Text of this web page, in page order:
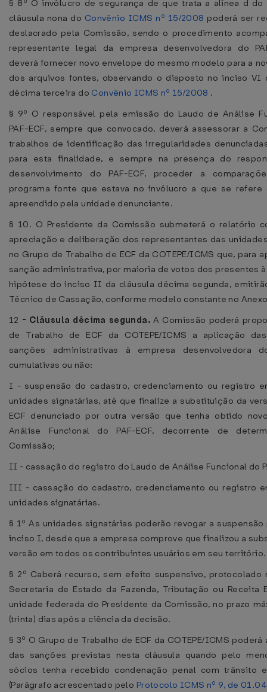
§ 8º O invólucro de segurança de que trata a alínea d
cláusula nona do Convênio ICMS nº 15/2008 poderá ser
deslacrado pela Comissão, sendo o procedimento
representante legal da empresa desenvolvedora do
deverá fornecer novo envelope do mesmo modelo para a
dos arquivos fontes, observando o disposto no inciso VI
décima terceira do Convênio ICMS nº 15/2008 .
§ 9º O responsável pela emissão do Laudo de Análise
PAF-ECF, sempre que convocado, deverá assessorar a
trabalhos de identificação das irregularidades
para esta finalidade, e sempre na presença do
desenvolvimento do PAF-ECF, proceder a
programa fonte que estava no invólucro a que se
apreendido pela unidade denunciante.
§ 10. O Presidente da Comissão submeterá o relatório
apreciação e deliberação dos representantes das
no Grupo de Trabalho de ECF da COTEPE/ICMS que, para
sanção administrativa, por maioria de votos dos presentes
hipótese do inciso II da cláusula décima segunda,
Técnico de Cassação, conforme modelo constante no
12 - Cláusula décima segunda. A Comissão poderá
de Trabalho de ECF da COTEPE/ICMS a aplicação
sanções administrativas à empresa desenvolvedora
cumulativas ou não:
I - suspensão do cadastro, credenciamento ou registro
unidades signatárias, até que finalize a substituição da
ECF denunciado por outra versão que tenha obtido
Análise Funcional do PAF-ECF, decorrente de
Comissão;
II - cassação do registro do Laudo de Análise Funcional do
III - cassação do cadastro, credenciamento ou registro
unidades signatárias.
§ 1º As unidades signatárias poderão revogar a
inciso I, desde que a empresa comprove que finalizou a
versão em todos os contribuintes usuários em seu território.
§ 2º Caberá recurso, sem efeito suspensivo, protocolado
Secretaria de Estado da Fazenda, Tributação ou Receita
unidade federada do Presidente da Comissão, no prazo
(trinta) dias após a ciência da decisão.
§ 3º O Grupo de Trabalho de ECF da COTEPE/ICMS poderá
das sanções previstas nesta cláusula quando pelo
sócios tenha recebido condenação penal com trânsito
(Parágrafo acrescentado pelo Protocolo ICMS nº 9, de